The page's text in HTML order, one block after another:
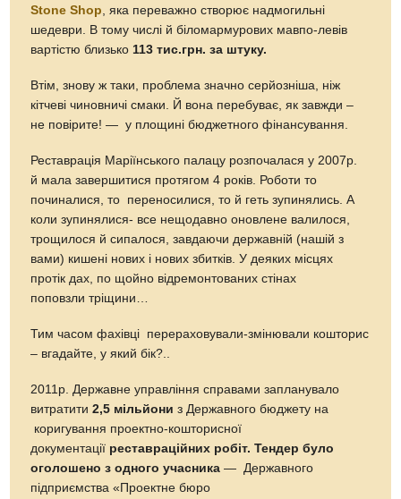
Stone Shop, яка переважно створює надмогильні
шедеври. В тому числі й біломармурових мавпо-левів
вартістю близько113 тис.грн. за штуку.
Втім, знову ж таки, проблема значно серйозніша, ніж
кітчеві чиновничі смаки. Й вона перебуває, як завжди –
не повірите! — у площині бюджетного фінансування.
Реставрація Маріїнського палацу розпочалася у 2007р.
й мала завершитися протягом 4 років. Роботи то
починалися, то переносилися, то й геть зупинялись. А
коли зупинялися- все нещодавно оновлене валилося,
трощилося й сипалося, завдаючи державній (нашій з
вами) кишені нових і нових збитків. У деяких місцях
протік дах, по щойно відремонтованих стінах
поповзли тріщини…
Тим часом фахівці перераховували-змінювали кошторис
– вгадайте, у який бік?..
2011р. Державне управління справами запланувало
витратити2,5 мільйони з Державного бюджету на
коригування проектно-кошторисної
документації реставраційних робіт. Тендер було
оголошено з одного учасника — Державного
підприємства «Проектне бюро